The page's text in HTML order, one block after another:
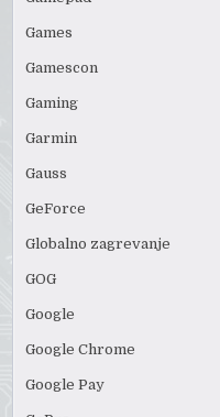
Games
Gamescon
Gaming
Garmin
Gauss
GeForce
Globalno zagrevanje
GOG
Google
Google Chrome
Google Pay